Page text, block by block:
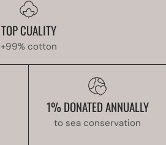
TOP CUALITY
+99% cotton
1% DONATED ANNUALLY
to sea conservation